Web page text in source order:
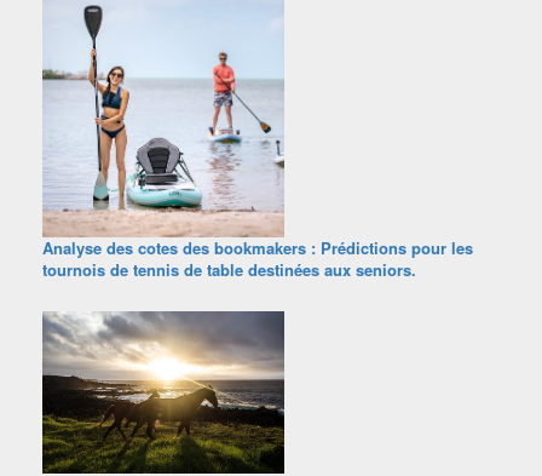
Analyse des cotes des bookmakers : Prédictions pour les
tournois de tennis de table destinées aux seniors.